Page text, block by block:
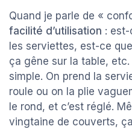
Quand je parle de «
facilité d’utilisation : est-
les serviettes, est-ce
ça gêne sur la table,
simple. On prend la
roule ou on la plie
le rond, et c’est réglé.
vingtaine de couverts,